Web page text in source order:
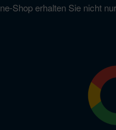
Shop erhalten Sie nicht